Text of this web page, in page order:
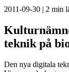
2011-09-30 | 2 min
teknik på
Den nya digitala